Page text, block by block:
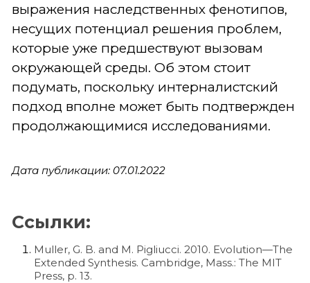
выражения наследственных фенотипов,
несущих потенциал решения проблем,
которые уже предшествуют вызовам
окружающей среды. Об этом стоит
подумать, поскольку интерналистский
подход вполне может быть подтвержден
продолжающимися исследованиями.
Дата публикации: 07.01.2022
Ссылки:
Muller, G. B. and M. Pigliucci. 2010. Evolution—The
Extended Synthesis. Cambridge, Mass.: The MIT
Press, p. 13.